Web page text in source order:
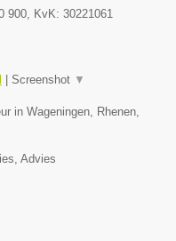
900 , KvK: 30221061
| Screenshot ▼
in Wageningen, Rhenen,
Advies